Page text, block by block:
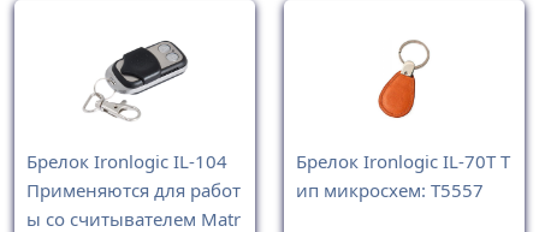
Брелок Ironlogic IL-104
Применяются для работ
ы со считывателем Matr
Брелок Ironlogic IL-70T Т
ип микросхем: T5557